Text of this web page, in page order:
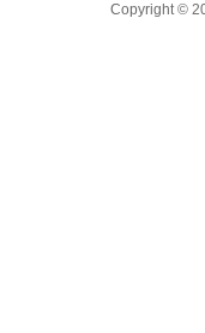
Copyright ©